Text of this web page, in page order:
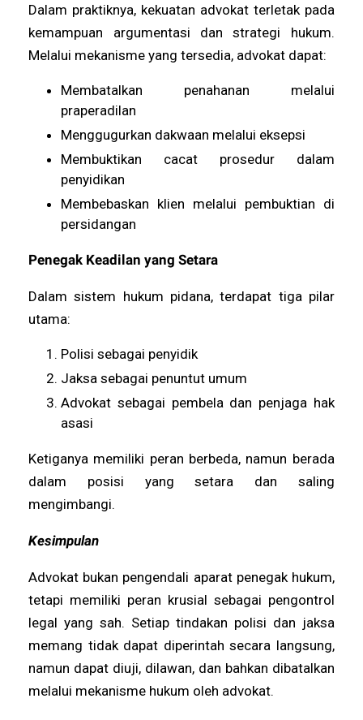
Dalam praktiknya, kekuatan advokat terletak pada
kemampuan argumentasi dan strategi hukum.
Melalui mekanisme yang tersedia, advokat dapat:
Membatalkan penahanan melalui
praperadilan
Menggugurkan dakwaan melalui eksepsi
Membuktikan cacat prosedur dalam
penyidikan
Membebaskan klien melalui pembuktian di
persidangan
Penegak Keadilan yang Setara
Dalam sistem hukum pidana, terdapat tiga pilar
utama:
Polisi sebagai penyidik
Jaksa sebagai penuntut umum
Advokat sebagai pembela dan penjaga hak
asasi
Ketiganya memiliki peran berbeda, namun berada
dalam posisi yang setara dan saling
mengimbangi.
Kesimpulan
Advokat bukan pengendali aparat penegak hukum,
tetapi memiliki peran krusial sebagai pengontrol
legal yang sah. Setiap tindakan polisi dan jaksa
memang tidak dapat diperintah secara langsung,
namun dapat diuji, dilawan, dan bahkan dibatalkan
melalui mekanisme hukum oleh advokat.